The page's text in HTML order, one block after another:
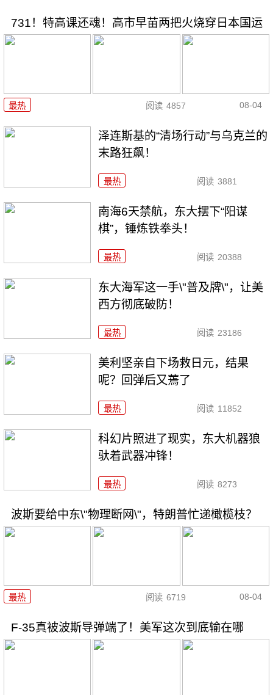
731！特高课还魂！高市早苗两把火烧穿日本国运
最热 阅读 4857 08-04
泽连斯基的“清场行动”与乌克兰的
末路狂飙！
最热 阅读 3881
南海6天禁航，东大摆下“阳谋
棋”，锤炼铁拳头！
最热 阅读 20388
东大海军这一手\"普及牌\"，让美
西方彻底破防！
最热 阅读 23186
美利坚亲自下场救日元，结果
呢？回弹后又蔫了
最热 阅读 11852
科幻片照进了现实，东大机器狼
驮着武器冲锋！
最热 阅读 8273
波斯要给中东\"物理断网\"，特朗普忙递橄榄枝？
最热 阅读 6719 08-04
F-35真被波斯导弹端了！美军这次到底输在哪